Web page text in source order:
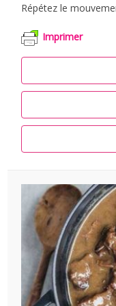
Répétez le
Imprimer